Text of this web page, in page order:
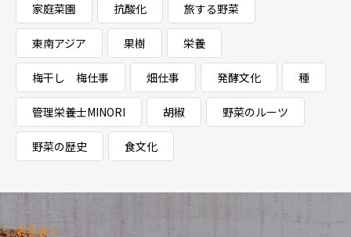
家庭菜園 抗酸化 旅する野菜
東南アジア 果樹 栄養
梅干し 梅仕事 畑仕事 発酵文化 種
管理栄養士MINORI 胡椒 野菜のルーツ
野菜の歴史 食文化
メニュー